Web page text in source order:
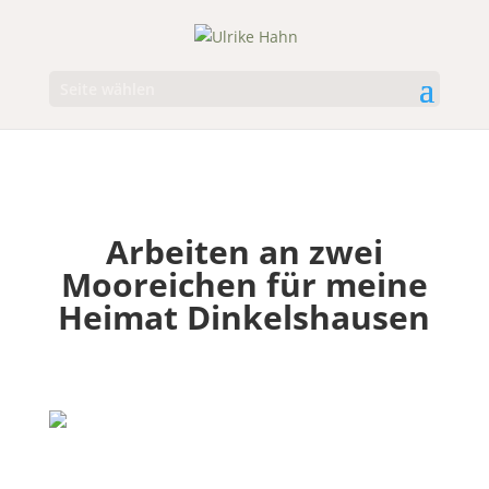
Arbeiten an zwei
Mooreichen für meine
Heimat Dinkelshausen